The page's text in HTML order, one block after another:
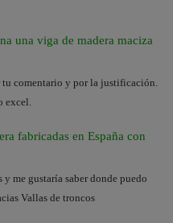
una viga de madera maciza
tu comentario y por la justificación.
excel.
fabricadas en España con
me gustaría saber donde puedo
Vallas de troncos